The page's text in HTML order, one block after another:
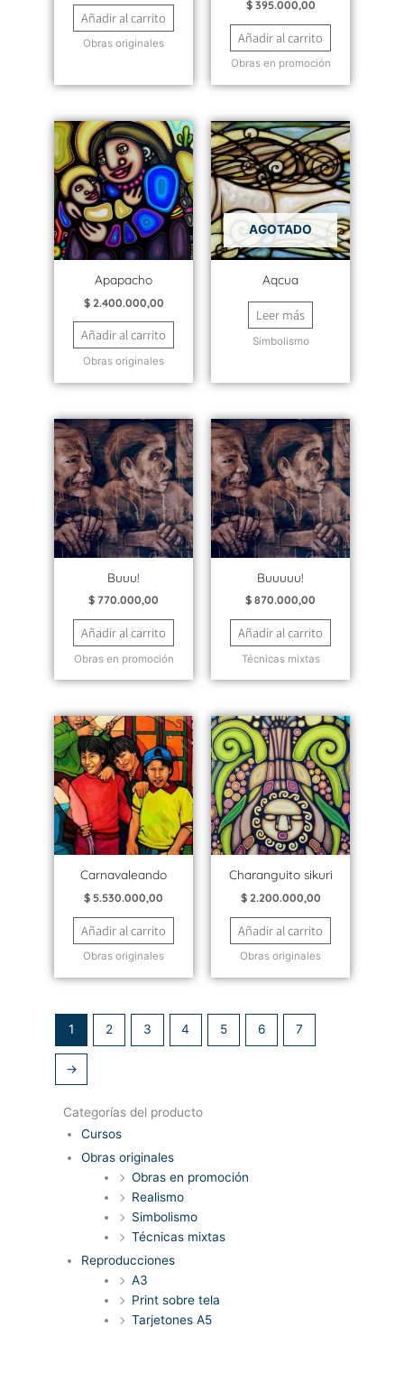
Añadir al carrito
Obras originales
$395.000,00
Añadir al carrito
Obras en promoción
Apapacho
$2.400.000,00
Añadir al carrito
Obras originales
AGOTADO
Aqcua
Leer más
Simbolismo
Buuu!
$ 770.000,00
Añadir al carrito
Obras en promoción
Buuuuu!
$ 870.000,00
Añadir al carrito
Técnicas mixtas
Carnavaleando
$ 5.530.000,00
Añadir al carrito
Obras originales
Charanguito sikuri
$2.200.000,00
Añadir al carrito
Obras originales
1 2 3 4 5 6 7
→
Categorías del producto
Cursos
Obras originales
Obras en promoción
Realismo
Simbolismo
Técnicas mixtas
Reproducciones
A3
Print sobre tela
Tarjetones A5